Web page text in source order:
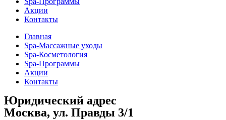
Акции
Контакты
Главная
Spa-Массажные уходы
Spa-Косметология
Spa-Программы
Акции
Контакты
Юридический адрес
Москва, ул. Правды 3/1